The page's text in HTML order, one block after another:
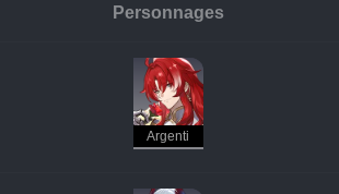
Personnages
Argenti